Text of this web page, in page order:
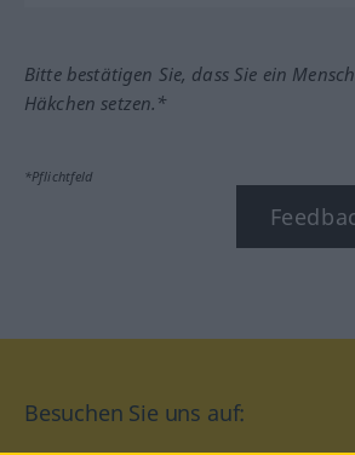
Bitte bestätigen Sie, dass Sie ein
Häkchen setzen.*
*Pflichtfeld
Besuchen Sie uns auf: